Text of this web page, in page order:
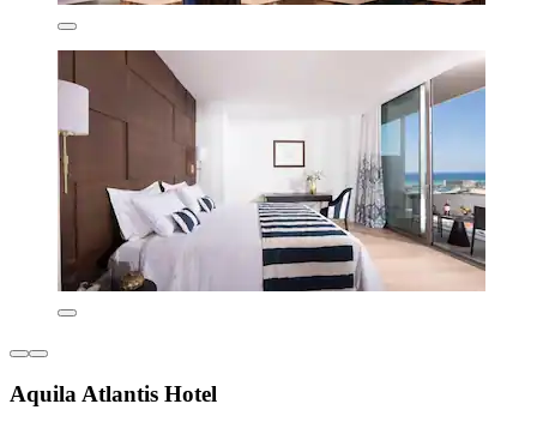
Aquila Atlantis Hotel